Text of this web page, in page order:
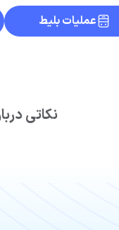
عملیات بلیط
نکاتی